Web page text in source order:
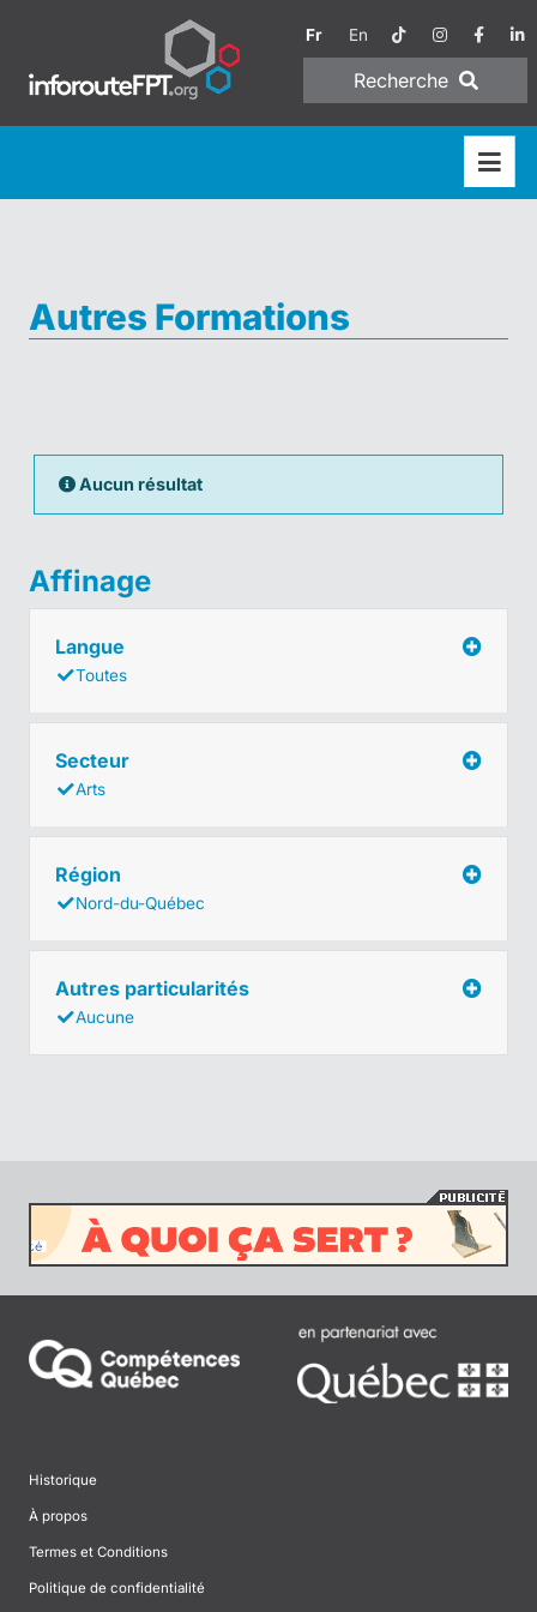
Fr En
Recherche
Autres Formations
Aucun résultat
Affinage
Langue
Toutes
Secteur
Arts
Région
Nord-du-Québec
Autres particularités
Aucune
Historique
À propos
Termes et Conditions
Politique de confidentialité